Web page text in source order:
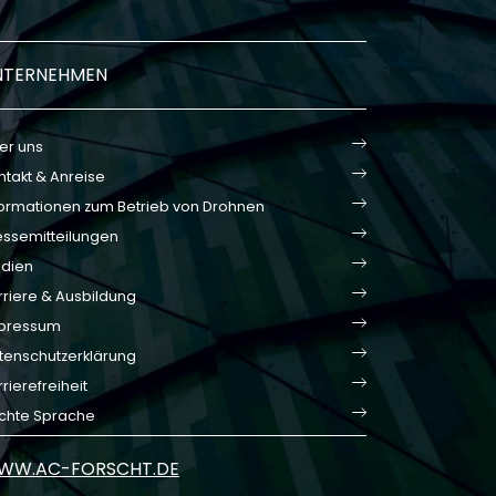
uns
& Anreise
zum Betrieb von Drohnen
& Ausbildung
Sprache
FORSCHT.DE